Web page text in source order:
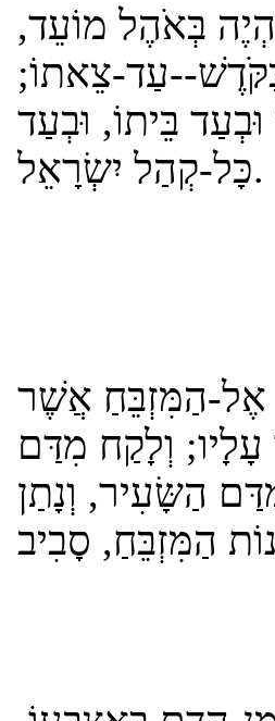
בְּאֹהֶל מוֹעֵד,
עַד-צֵאתוֹ;
בֵּיתוֹ, וּבְעַד
כָּל-קְהַל יִשְׂרָאֵל.
אֶל-הַמִּזְבֵּחַ אֲשֶׁר
עָלָיו; וְלָקַח מִדַּם
הַשָּׂעִיר, וְנָתַן